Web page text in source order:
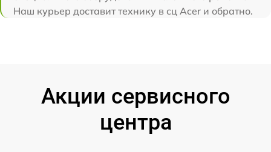
Наш курьер доставит технику в сц Acer и обратно.
Акции сервисного
центра